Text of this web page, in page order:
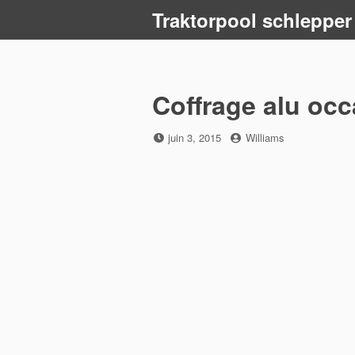
Traktorpool schlepper
Coffrage alu
Posted
juin 3, 2015 by
Williams